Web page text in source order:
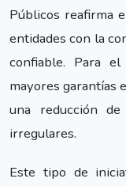
Públicos reafirma
entidades con la
confiable. Para
mayores garantías
una reducción de
irregulares.
Este tipo de